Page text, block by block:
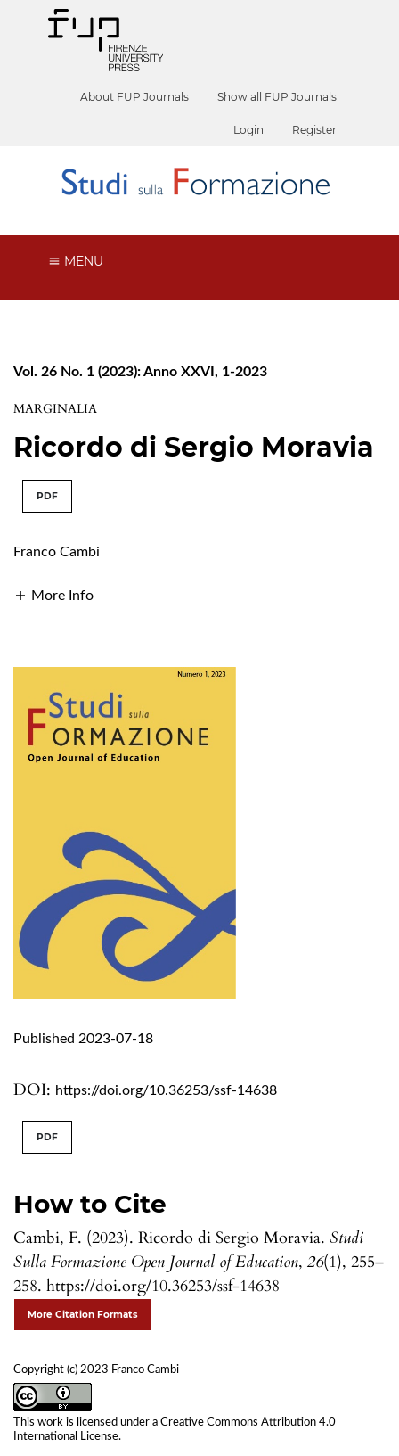
About FUP Journals Show all FUP Journals
Login Register
MENU
Vol. 26 No. 1 (2023): Anno XXVI, 1-2023
MARGINALIA
Ricordo di Sergio Moravia
PDF
Franco Cambi
More Info
DOI: https://doi.org/10.36253/ssf-14638
Published 2023-07-18
How to Cite
Cambi, F. (2023). Ricordo di Sergio Moravia. Studi
Sulla Formazione Open Journal of Education, 26(1), 255–
258. https://doi.org/10.36253/ssf-14638
More Citation Formats
Copyright (c) 2023 Franco Cambi
This work is licensed under a Creative Commons Attribution 4.0
International License.
PDF